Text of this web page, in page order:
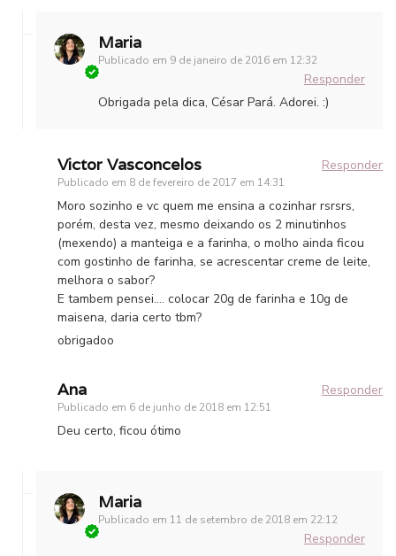
Maria
Publicado em 9 de janeiro de 2016 em 12:32
Responder
Obrigada pela dica, César Pará. Adorei. :)
Victor Vasconcelos
Publicado em 8 de fevereiro de 2017 em 14:31
Responder
Moro sozinho e vc quem me ensina a cozinhar rsrsrs,
porém, desta vez, mesmo deixando os 2 minutinhos
(mexendo) a manteiga e a farinha, o molho ainda ficou
com gostinho de farinha, se acrescentar creme de leite,
melhora o sabor?
E tambem pensei…. colocar 20g de farinha e 10g de
maisena, daria certo tbm?
obrigadoo
Ana
Publicado em 6 de junho de 2018 em 12:51
Responder
Deu certo, ficou ótimo
Maria
Publicado em 11 de setembro de 2018 em 22:12
Responder